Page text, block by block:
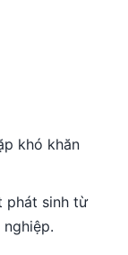
khó khăn
phát sinh từ